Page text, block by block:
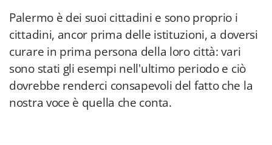
Palermo è dei suoi cittadini e sono proprio i
cittadini, ancor prima delle istituzioni, a doversi
curare in prima persona della loro città: vari
sono stati gli esempi nell'ultimo periodo e ciò
dovrebbe renderci consapevoli del fatto che la
nostra voce è quella che conta.